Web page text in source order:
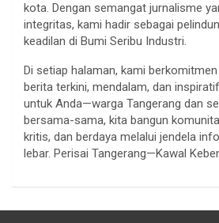
kota. Dengan semangat jurnalisme
integritas, kami hadir sebagai
keadilan di Bumi Seribu Industri.
Di setiap halaman, kami
berita terkini, mendalam, dan
untuk Anda—warga Tangerang dan
bersama-sama, kita bangun
kritis, dan berdaya melalui jendela
lebar. Perisai Tangerang—Kawal